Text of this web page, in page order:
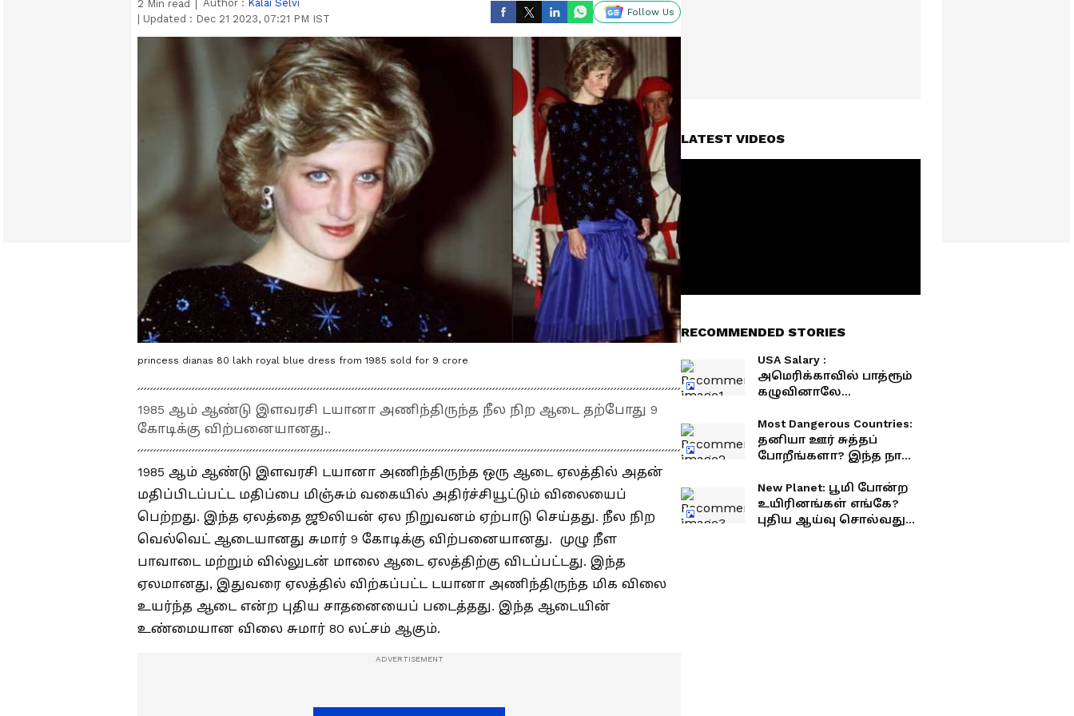
2 Min read Author : Kalai Selvi
Updated : Dec 21 2023, 07:21 PM IST
Follow Us
princess dianas 80 lakh royal blue dress from 1985 sold for 9 crore
1985 ஆம் ஆண்டு இளவரசி டயானா அணிந்திருந்த நீல நிற ஆடை தற்போது 9
கோடிக்கு விற்பனையானது..
1985 ஆம் ஆண்டு இளவரசி டயானா அணிந்திருந்த ஒரு ஆடை ஏலத்தில் அதன்
மதிப்பிடப்பட்ட மதிப்பை மிஞ்சும் வகையில் அதிர்ச்சியூட்டும் விலையைப்
பெற்றது. இந்த ஏலத்தை ஜூலியன் ஏல நிறுவனம் ஏற்பாடு செய்தது. நீல நிற
வெல்வெட் ஆடையானது சுமார் 9 கோடிக்கு விற்பனையானது. முழு நீள
பாவாடை மற்றும் வில்லுடன் மாலை ஆடை ஏலத்திற்கு விடப்பட்டது. இந்த
ஏலமானது, இதுவரை ஏலத்தில் விற்கப்பட்ட டயானா அணிந்திருந்த மிக விலை
உயர்ந்த ஆடை என்ற புதிய சாதனையைப் படைத்தது. இந்த ஆடையின்
உண்மையான விலை சுமார் 80 லட்சம் ஆகும்.
LATEST VIDEOS
RECOMMENDED STORIES
USA Salary :
அமெரிக்காவில் பாத்ரூம்
கழுவினாலே
ஆகிடலாமா? அட்ரா
சக்கை!
Most Dangerous Countries:
தனியா ஊர் சுத்தப்
போறீங்களா? இந்த நாடு
லிஸ்ட் உள்ளே
New Planet: பூமி போன்ற
உயிரினங்கள் எங்கே?
புதிய ஆய்வு சொல்வது